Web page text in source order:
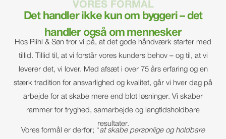
VORES FORMÅL
Det handler ikke kun om byggeri – det
handler også om mennesker
Hos Piihl & Søn tror vi på, at det gode håndværk starter med
tillid. Tillid til, at vi forstår vores kunders behov – og til, at vi
leverer det, vi lover. Med afsæt i over 75 års erfaring og en
stærk tradition for ansvarlighed og kvalitet, går vi hver dag på
arbejde for at skabe mere end blot løsninger. Vi skaber
rammer for tryghed, samarbejde og langtidsholdbare
resultater.
Vores formål er derfor; “at skabe personlige og holdbare